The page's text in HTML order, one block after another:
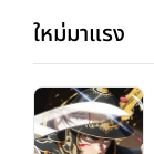
ใหม่มาแรง